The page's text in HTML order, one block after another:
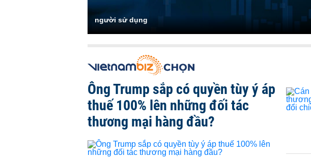
người sử dụng
Ông Trump sắp có quyền tùy ý áp
thuế 100% lên những đối tác
thương mại hàng đầu?